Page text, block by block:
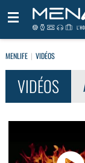
MENLIFE VIDÉOS
VIDÉOS